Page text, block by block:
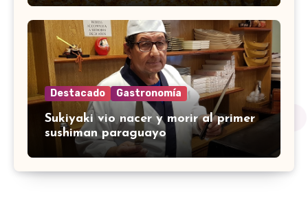
Destacado Gastronomía
Sukiyaki vio nacer y morir al primer
sushiman paraguayo